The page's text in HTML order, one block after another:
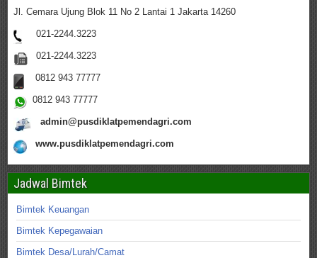
Jl. Cemara Ujung Blok 11 No 2 Lantai 1 Jakarta 14260
021-2244.3223
021-2244.3223
0812 943 77777
0812 943 77777
admin@pusdiklatpemendagri.com
www.pusdiklatpemendagri.com
Jadwal Bimtek
Bimtek Keuangan
Bimtek Kepegawaian
Bimtek Desa/Lurah/Camat